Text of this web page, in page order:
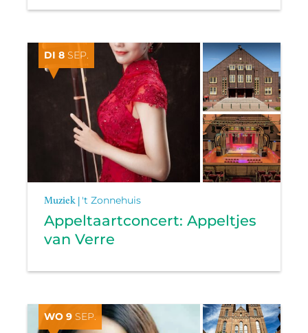
DI 8 SEP.
Muziek | 't Zonnehuis
Appeltaartconcert: Appeltjes
van Verre
WO 9 SEP.